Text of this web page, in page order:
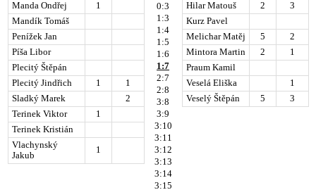
Manda Ondřej
1
Mandík Tomáš
Penížek Jan
Píša Libor
Plecitý Štěpán
Plecitý Jindřich
1
1
Sladký Marek
2
Terinek Viktor
1
Terinek Kristián
Vlachynský
Jakub
1
0:3
1:3
1:4
1:5
1:6
1:7
2:7
2:8
3:8
3:9
3:10
3:11
3:12
3:13
3:14
3:15
Hilar Matouš
2
3
Kurz Pavel
Melichar Matěj
5
2
Mintora Martin
2
1
Praum Kamil
Veselá Eliška
1
Veselý Štěpán
5 3